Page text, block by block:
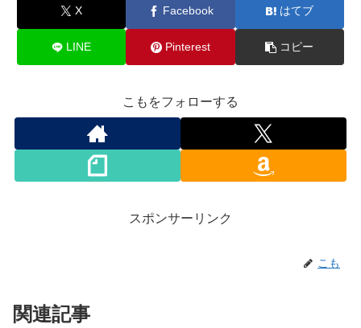
X Facebook はてブ
LINE Pinterest コピー
こもをフォローする
スポンサーリンク
こも
関連記事